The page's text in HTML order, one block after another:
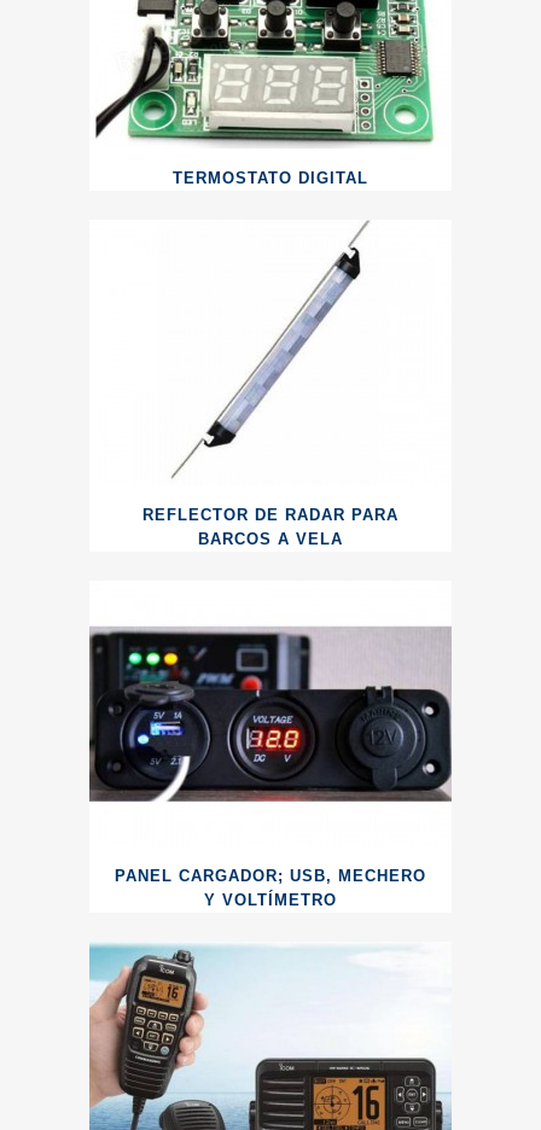
TERMOSTATO DIGITAL
REFLECTOR DE RADAR PARA
BARCOS A VELA
PANEL CARGADOR; USB, MECHERO
Y VOLTÍMETRO